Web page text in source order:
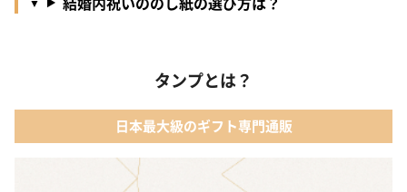
タンプとは？
日本最大級のギフト専門通販